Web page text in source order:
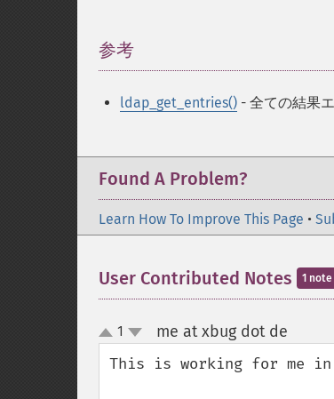
参考
ldap_get_entries() - 全ての結果
Found A Problem?
Learn How To Improve This Page •
User Contributed Notes 1 note
up
down
1 me at xbug dot de
This is working for me